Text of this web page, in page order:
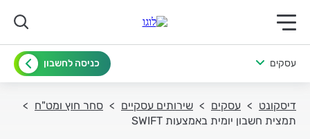
תפריט ראשי לנייד
עסקים כניסה לחשבון
דיסקונט עסקים שירותים עסקיים
סחר חוץ ומט"ח
תמצית חשבון יומית באמצעות SWIFT